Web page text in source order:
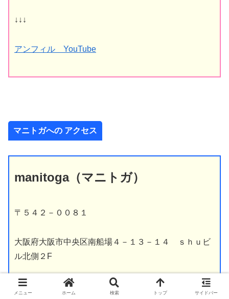
↓↓↓
アンフィル YouTube
マニトガへの アクセス
manitoga（マニトガ）
〒５４２－００８１
大阪府大阪市中央区南船場４－１３－１４ ｓｈｕビ
ル北側２F
定休日
メニュー ホーム 検索 トップ サイドバー